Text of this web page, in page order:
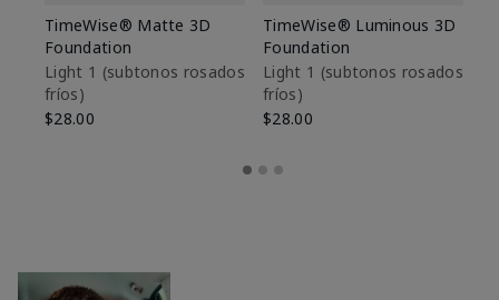
TimeWise® Matte 3D
Foundation
Light 1​ (subtonos rosados
fríos)
$28.00
TimeWise® Luminous 3D
Foundation
Light 1​ (subtonos rosados
fríos)
$28.00